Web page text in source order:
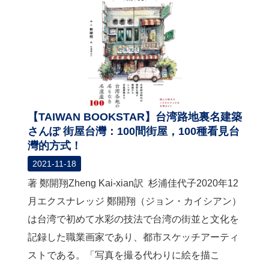
【TAIWAN BOOKSTAR】台湾路地裏名建築
さんぽ 街屋台灣：100間街屋，100種看見台
灣的方式！
2021-11-18
著 鄭開翔Zheng Kai-xian訳 杉浦佳代子2020年12
月エクスナレッジ 鄭開翔（ジョン・カイシアン）
は台湾で初めて水彩の技法で台湾の街並と文化を
記録した職業画家であり、都市スケッチアーティ
ストである。「写真を撮る代わりに絵を描こ